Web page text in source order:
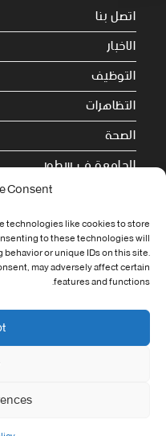
Consent
technologies like cookies to store
to these technologies will
or unique IDs on this site.
may adversely affect certain
features and functions.
اتصل بنا
الاخبار
التوظيف
التظاهرات
الصحة
الجامعة في سطور
Cookie Policy (EU)
معلومات الاتصال
Address:
جامعة العربي التبسي